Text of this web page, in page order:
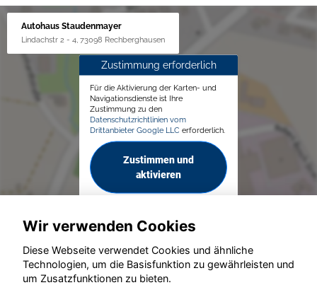
Autohaus Staudenmayer
Lindachstr 2 - 4, 73098 Rechberghausen
Zustimmung erforderlich
Für die Aktivierung der Karten- und
Navigationsdienste ist Ihre
Zustimmung zu den
Datenschutzrichtlinien vom
Drittanbieter Google LLC erforderlich.
Zustimmen und
aktivieren
© konjunkturmotor.de GmbH 2020 - 2026
Wir verwenden Cookies
Diese Webseite verwendet Cookies und ähnliche
Technologien, um die Basisfunktion zu gewährleisten und
um Zusatzfunktionen zu bieten.